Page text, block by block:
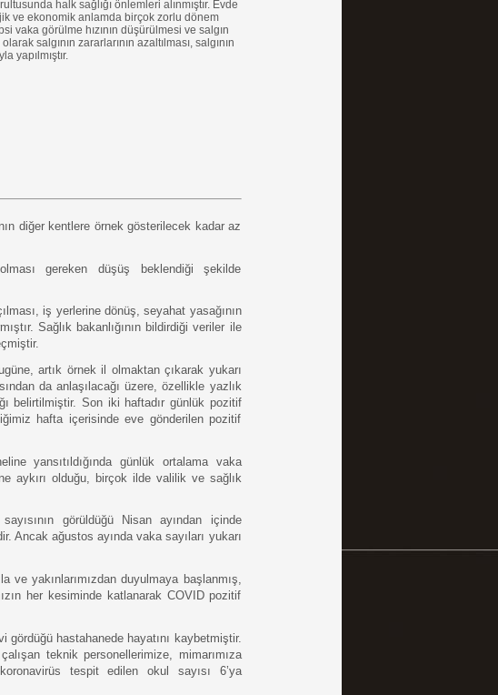
halk sağlığı önlemleri alınmıştır. Evde
ve ekonomik anlamda birçok zorlu dönem
vaka görülme hızının düşürülmesi ve salgın
salgının zararlarının azaltılması, salgının
yapılmıştır.
diğer kentlere örnek gösterilecek kadar az
gereken düşüş beklendiği şekilde
iş yerlerine dönüş, seyahat yasağının
Sağlık bakanlığının bildirdiği veriler ile
artık örnek il olmaktan çıkarak yukarı
da anlaşılacağı üzere, özellikle yazlık
belirtilmiştir. Son iki haftadır günlük pozitif
hafta içerisinde eve gönderilen pozitif
yansıtıldığında günlük ortalama vaka
aykırı olduğu, birçok ilde valilik ve sağlık
görüldüğü Nisan ayından içinde
Ancak ağustos ayında vaka sayıları yukarı
yakınlarımızdan duyulmaya başlanmış,
her kesiminde katlanarak COVID pozitif
hastahanede hayatını kaybetmiştir.
teknik personellerimize, mimarımıza
tespit edilen okul sayısı 6’ya